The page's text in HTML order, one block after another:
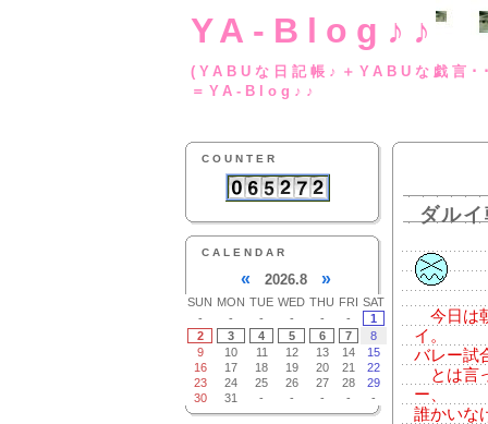
YA-Blog♪♪
(YABUな日記帳♪
＝YA-Blog♪♪
COUNTER
CALENDAR
« 2026.8 »
SUN MON TUE WED THU FRI SAT
-
- - - - -
1
2
3 4 5 6 7
8
9
10 11 12 13 14
15
16
17 18 19 20 21
22
23
24 25 26 27 28
29
30
31 - - - - -
ダル
今日は
イ。
バレー試
とは言
ー、
誰かいな